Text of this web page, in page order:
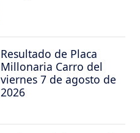
Resultado de Placa
Millonaria Carro del
viernes 7 de agosto de
2026